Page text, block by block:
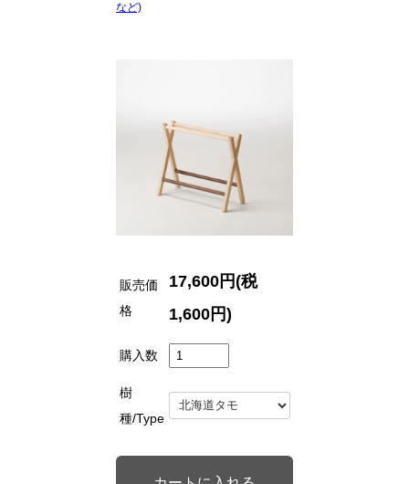
など)
販売価
格
17,600円(税
1,600円)
購入数
樹
種/Type